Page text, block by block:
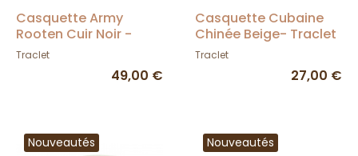
Casquette Army
Rooten Cuir Noir -
Aussie Apparel
Traclet
49,00 €
Casquette Cubaine
Chinée Beige- Traclet
Traclet
27,00 €
Nouveautés Nouveautés